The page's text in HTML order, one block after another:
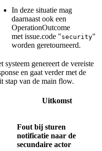
In deze situatie mag
daarnaast ook een
OperationOutcome
met issue.code "security"
worden geretourneerd.
systeem genereert de vereiste
en gaat verder met de
stap van de main flow.
Uitkomst
Fout bij sturen
notificatie naar de
secundaire actor